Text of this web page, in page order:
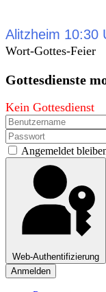
Alitzheim 10:30
Wort-Gottes-Feier
Gottesdienste
Kein Gottesdienst
Angemeldet
Web-Authentifizierung
Anmelden